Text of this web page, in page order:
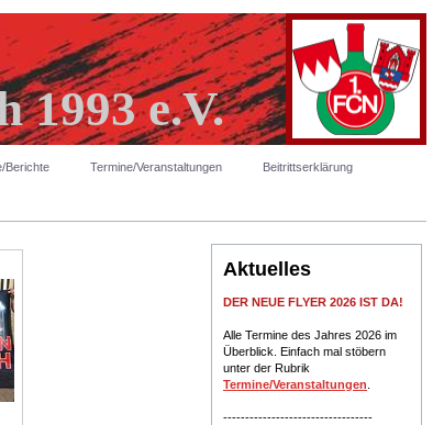
1993 e.V.
Berichte Termine/Veranstaltungen Beitrittserklärung
Aktuelles
DER NEUE FLYER 2026 IST DA!
Alle Termine des Jahres 2026 im
Überblick. Einfach mal stöbern
unter der Rubrik
Termine/Veranstaltungen
----------------------------------